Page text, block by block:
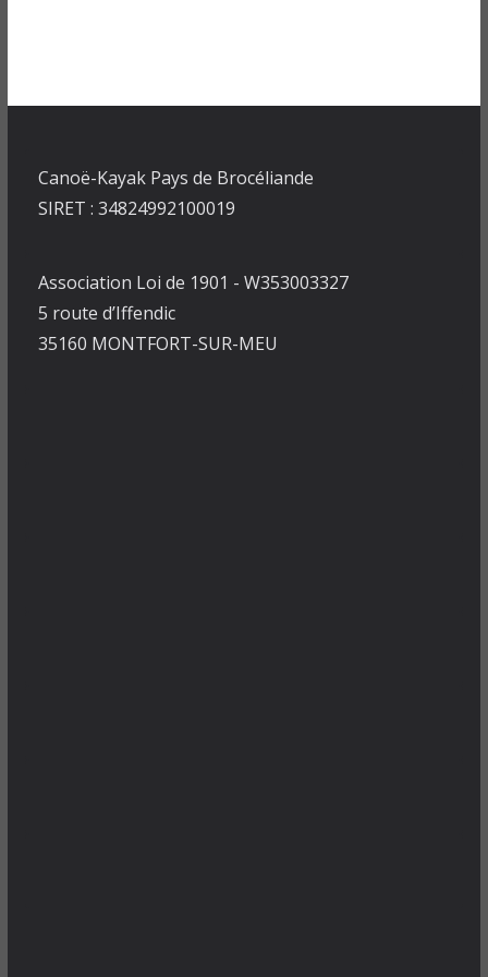
Canoë-Kayak Pays de Brocéliande
SIRET : 34824992100019
Association Loi de 1901 - W353003327
5 route d’Iffendic
35160 MONTFORT-SUR-MEU